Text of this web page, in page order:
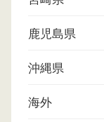
鹿児島県
沖縄県
海外